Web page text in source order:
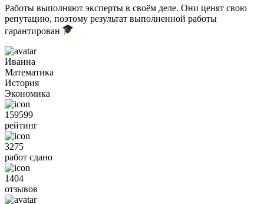
Работы выполняют эксперты в своём деле. Они ценят свою
репутацию, поэтому результат выполненной работы
гарантирован
Иванна
Математика
История
Экономика
159599
рейтинг
3275
работ сдано
1404
отзывов